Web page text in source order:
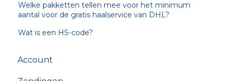
Welke pakketten tellen mee voor het minimum
aantal voor de gratis haalservice van DHL?
Wat is een HS-code?
Account